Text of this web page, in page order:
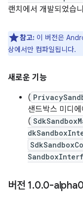
랜치에서 개발되었습
참고: 이 버전은
상에서만 컴파일됩니다.
새로운 기능
(
샌드박스 미디
(
버전 1.0.0-